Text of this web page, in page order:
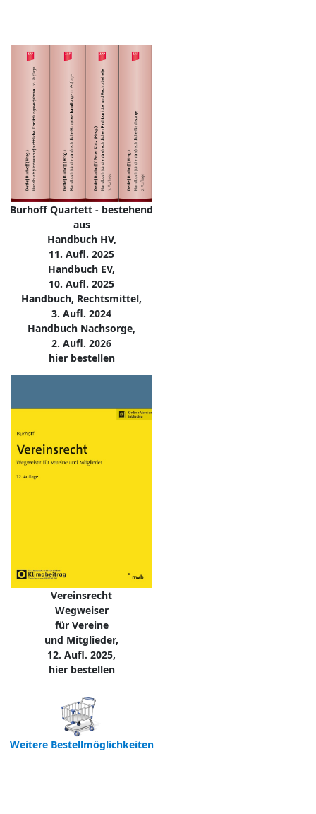
Burhoff Quartett - bestehend
aus
Handbuch HV,
11. Aufl. 2025
Handbuch EV,
10. Aufl. 2025
Handbuch, Rechtsmittel,
3. Aufl. 2024
Handbuch Nachsorge,
2. Aufl. 2026
hier bestellen
Vereinsrecht
Wegweiser
für Vereine
und Mitglieder,
12. Aufl. 2025,
hier bestellen
Weitere Bestellmöglichkeiten